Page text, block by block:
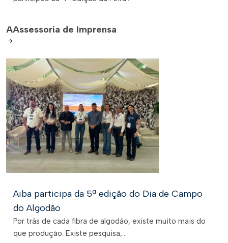
AAssessoria de Imprensa
Aiba participa da 5ª edição do Dia de Campo
do Algodão
Por trás de cada fibra de algodão, existe muito mais do
que produção. Existe pesquisa,...